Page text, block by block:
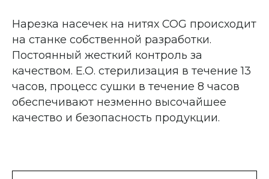
Нарезка насечек на нитях COG происходит
на станке собственной разработки.
Постоянный жесткий контроль за
качеством. Е.О. стерилизация в течение 13
часов, процесс сушки в течение 8 часов
обеспечивают незменно высочайшее
качество и безопасность продукции.